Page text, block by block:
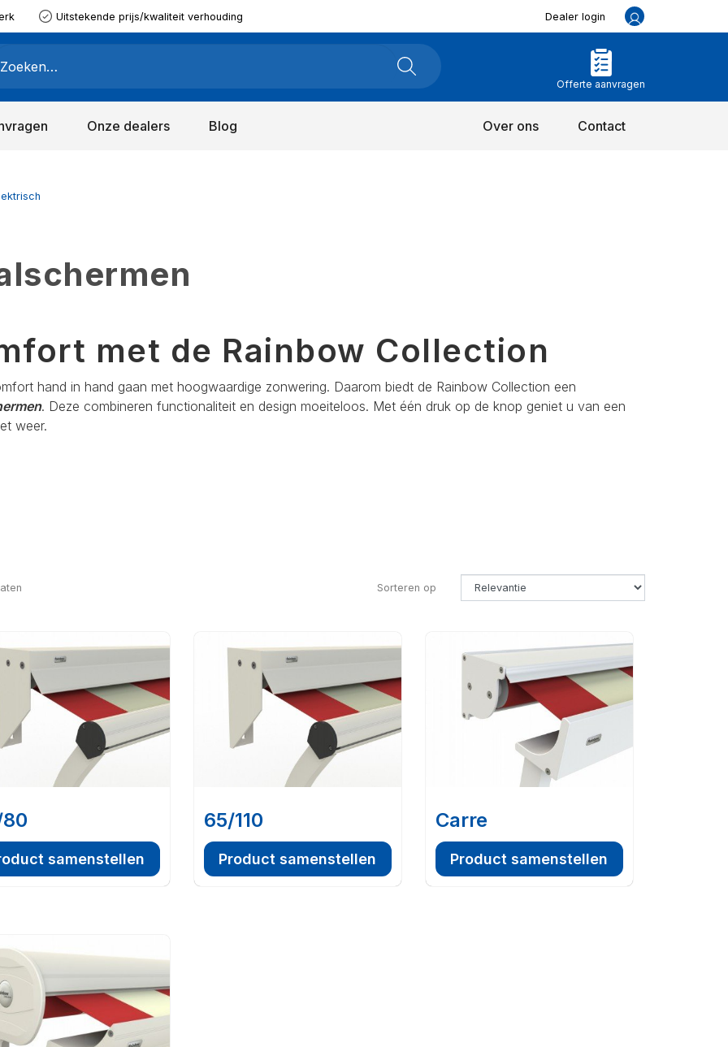
Uitstekende prijs/kwaliteit verhouding Dealer login
Offerte aanvragen
Onze dealers Blog Over ons Contact
met de Rainbow Collection
hand in hand gaan met hoogwaardige zonwering. Daarom biedt de Rainbow Collection een
. Deze combineren functionaliteit en design moeiteloos. Met één druk op de knop geniet u van een
weer.
Sorteren op
samenstellen
65/110
Product samenstellen
Carre
Product samenstellen